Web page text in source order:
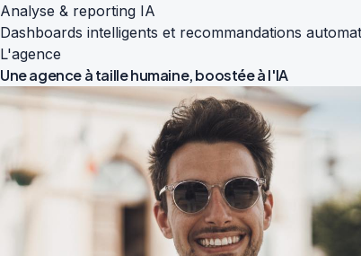
Analyse & reporting IA
Dashboards intelligents et recommandations
L'agence
Une agence à taille humaine,boostée à l'IA